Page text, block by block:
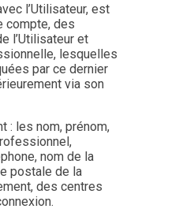
l’Utilisateur, est
compte, des
l’Utilisateur et
lesquelles
par ce dernier
via son
: les nom, prénom,
nom de la
postale de la
des centres